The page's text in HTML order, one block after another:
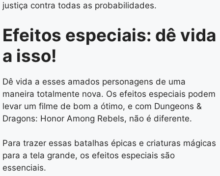
justiça contra todas as probabilidades.
Efeitos especiais: dê vida
a isso!
Dê vida a esses amados personagens de uma
maneira totalmente nova. Os efeitos especiais podem
levar um filme de bom a ótimo, e com Dungeons &
Dragons: Honor Among Rebels, não é diferente.
Para trazer essas batalhas épicas e criaturas mágicas
para a tela grande, os efeitos especiais são
essenciais.